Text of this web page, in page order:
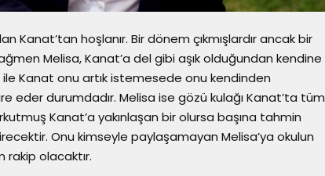
Kanat’tan hoşlanır. Bir dönem çıkmışlardır ancak bir
Melisa, Kanat’a del gibi aşık olduğundan kendine
Kanat onu artık istemesede onu kendinden
eder durumdadır. Melisa ise gözü kulağı Kanat’ta tüm
Kanat’a yakınlaşan bir olursa başına tahmin
Onu kimseyle paylaşamayan Melisa’ya okulun
rakip olacaktır.